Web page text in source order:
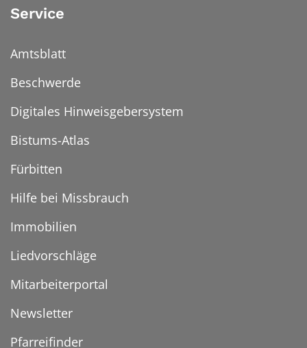
Service
Amtsblatt
Beschwerde
Digitales Hinweisgebersystem
Bistums-Atlas
Fürbitten
Hilfe bei Missbrauch
Immobilien
Liedvorschläge
Mitarbeiterportal
Newsletter
Pfarreifinder